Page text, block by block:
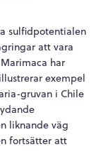
sulfidpotentialen
att vara
har
exempel
gruvan i Chile
liknande väg
fortsätter att